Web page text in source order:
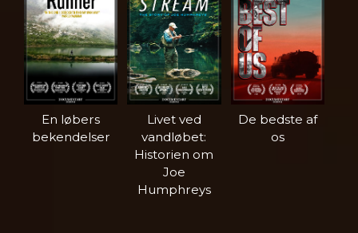
En løbers
bekendelser
Livet ved
vandløbet:
Historien om
Joe
Humphreys
De bedste af
os